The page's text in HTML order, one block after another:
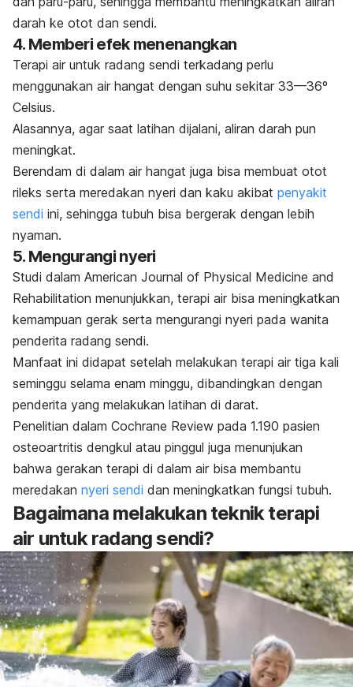
darah ke otot dan sendi.
4. Memberi efek menenangkan
Terapi air untuk radang sendi terkadang perlu
menggunakan air hangat dengan suhu sekitar 33—36º
Celsius.
Alasannya, agar saat latihan dijalani, aliran darah pun
meningkat.
Berendam di dalam air hangat juga bisa membuat otot
rileks serta meredakan nyeri dan kaku akibat penyakit
sendi ini, sehingga tubuh bisa bergerak dengan lebih
nyaman.
5. Mengurangi nyeri
Studi dalam American Journal of Physical Medicine and
Rehabilitation menunjukkan, terapi air bisa meningkatkan
kemampuan gerak serta mengurangi nyeri pada wanita
penderita radang sendi.
Manfaat ini didapat setelah melakukan terapi air tiga kali
seminggu selama enam minggu, dibandingkan dengan
penderita yang melakukan latihan di darat.
Penelitian dalam Cochrane Review pada 1.190 pasien
osteoartritis dengkul atau pinggul juga menunjukan
bahwa gerakan terapi di dalam air bisa membantu
meredakan nyeri sendi dan meningkatkan fungsi tubuh.
Bagaimana melakukan teknik terapi
air untuk radang sendi?